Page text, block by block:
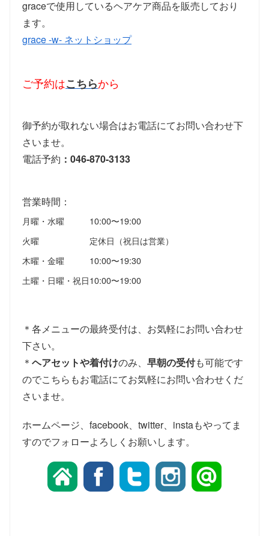
graceで使用しているヘアケア商品を販売しており
ます。
grace -w- ネットショップ
ご予約はこちらから
御予約が取れない場合はお電話にてお問い合わせ下
さいませ。
電話予約 ：046-870-3133
営業時間：
月曜・水曜
10:00〜19:00
火曜
定休日（祝日は営業）
木曜・金曜
10:00〜19:30
土曜・日曜・祝日10:00〜19:00
＊各メニューの最終受付は、お気軽にお問い合わせ
下さい。
＊ ヘアセットや着付けのみ、 早朝の受付も可能です
のでこちらもお電話にてお気軽にお問い合わせくだ
さいませ。
ホームページ、facebook、twitter、instaもやってま
すのでフォローよろしくお願いします。